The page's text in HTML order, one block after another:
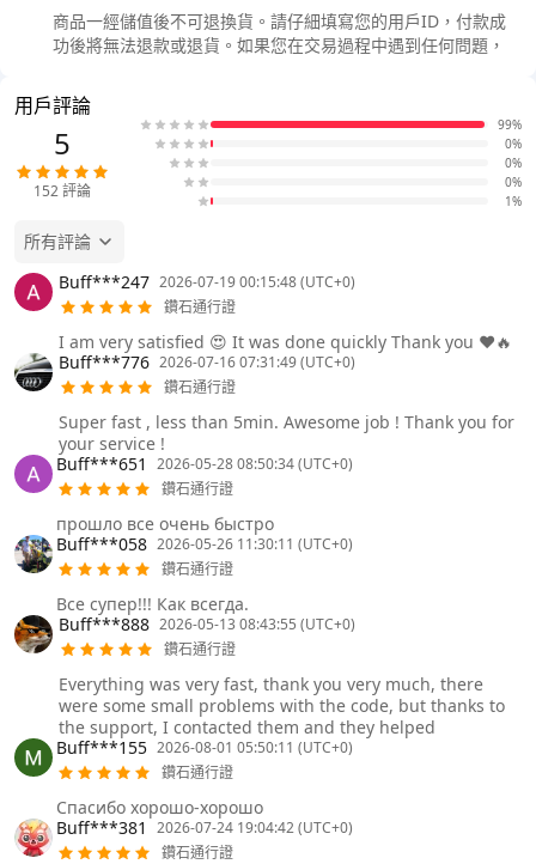
商品一經儲值後不可退換貨。請仔細填寫您的用戶ID，付款成
功後將無法退款或退貨。如果您在交易過程中遇到任何問題，
用戶評論
5
152評論
99%
0%
0%
0%
1%
所有評論
Buff***247 2026-07-19 00:15:48 (UTC+0)
鑽石通行證
I am very satisfied 😍 It was done quickly Thank you ❤️🔥
Buff***776 2026-07-16 07:31:49 (UTC+0)
鑽石通行證
Super fast , less than 5min. Awesome job ! Thank you for
your service !
Buff***651
2026-05-28 08:50:34 (UTC+0)
鑽石通行證
прошло все очень быстро
Buff***058 2026-05-26 11:30:11 (UTC+0)
鑽石通行證
Все супер!!! Как всегда.
Buff***888 2026-05-13 08:43:55 (UTC+0)
鑽石通行證
Everything was very fast, thank you very much, there
were some small problems with the code, but thanks to
the support, I contacted them and they helped
Buff***155 2026-08-01 05:50:11 (UTC+0)
鑽石通行證
Спасибо хорошо-хорошо
Buff***381
2026-07-24 19:04:42 (UTC+0)
鑽石通行證